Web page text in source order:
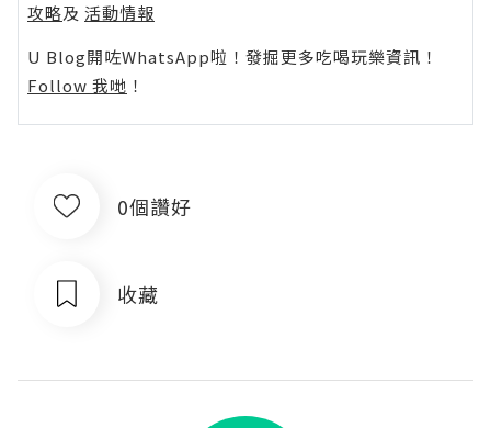
攻略及 活動情報
U Blog開咗WhatsApp啦！發掘更多吃喝玩樂資訊！
Follow 我哋 ！
0個讚好
收藏